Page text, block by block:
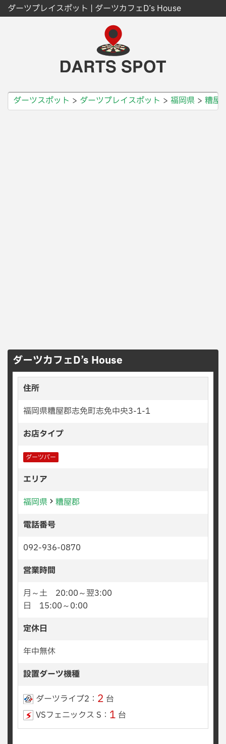
ダーツプレイスポット | ダーツカフェD’s House
ダーツスポット ダーツプレイスポット 福岡県 糟屋
ダーツカフェD’s House
住所
福岡県糟屋郡志免町志免中央3-1-1
お店タイプ
ダーツバー
エリア
福岡県
糟屋郡
電話番号
092-936-0870
営業時間
月～土 20:00～翌3:00
日 15:00～0:00
定休日
年中無休
設置ダーツ機種
ダーツライブ2： 2 台
VSフェニックス S： 1 台